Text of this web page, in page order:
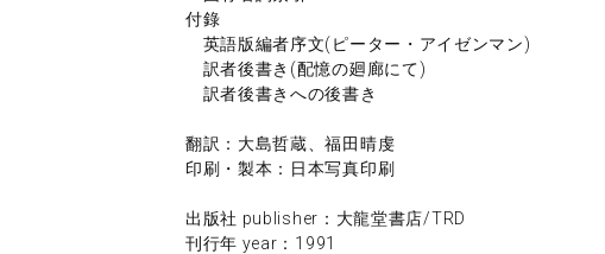
付錄
英語版編者序文(ピーター・アイゼンマン)
訳者後書き(配憶の廻廊にて)
訳者後書きへの後書き
翻訳：大島哲蔵、福田晴虔
印刷・製本：日本写真印刷
出版社 publisher：大龍堂書店/TRD
刊行年 year：1991